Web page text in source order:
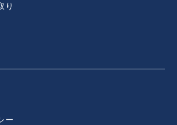
り
ー